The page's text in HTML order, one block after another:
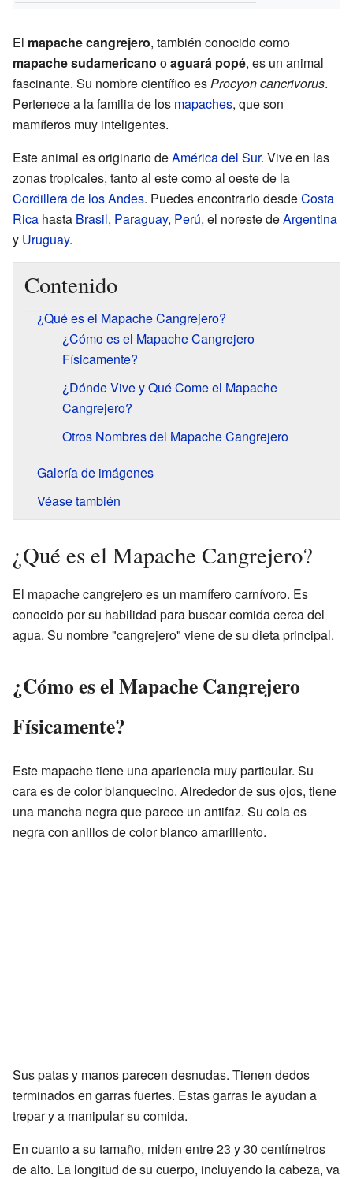
El mapache cangrejero, también conocido como
mapache sudamericano oaguará popé, es un animal
fascinante. Su nombre científico esProcyon cancrivorus.
Pertenece a la familia de los mapaches, que son
mamíferos muy inteligentes.
Este animal es originario deAmérica del Sur. Vive en las
zonas tropicales, tanto al este como al oeste de la
Cordillera de los Andes. Puedes encontrarlo desdeCosta
Rica hasta Brasil, Paraguay, Perú, el noreste deArgentina
y Uruguay.
Contenido
¿Qué es el Mapache Cangrejero?
¿Cómo es el Mapache Cangrejero
Físicamente?
¿Dónde Vive y Qué Come el Mapache
Cangrejero?
Otros Nombres del Mapache Cangrejero
Galería de imágenes
Véase también
¿Qué es el Mapache Cangrejero?
El mapache cangrejero es un mamífero carnívoro. Es
conocido por su habilidad para buscar comida cerca del
agua. Su nombre "cangrejero" viene de su dieta principal.
¿Cómo es el Mapache Cangrejero
Físicamente?
Este mapache tiene una apariencia muy particular. Su
cara es de color blanquecino. Alrededor de sus ojos, tiene
una mancha negra que parece un antifaz. Su cola es
negra con anillos de color blanco amarillento.
Sus patas y manos parecen desnudas. Tienen dedos
terminados en garras fuertes. Estas garras le ayudan a
trepar y a manipular su comida.
En cuanto a su tamaño, miden entre 23 y 30 centímetros
de alto. La longitud de su cuerpo, incluyendo la cabeza, va